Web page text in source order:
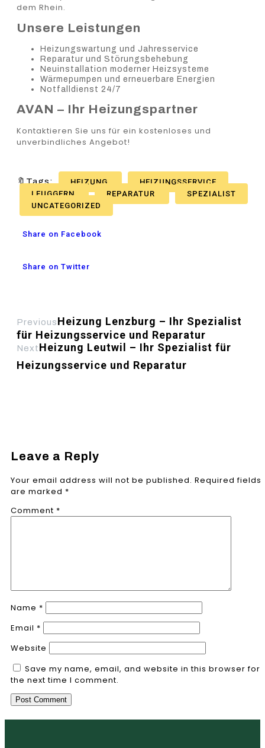
dem Rhein.
Unsere Leistungen
Heizungswartung und Jahresservice
Reparatur und Störungsbehebung
Neuinstallation moderner Heizsysteme
Wärmepumpen und erneuerbare Energien
Notfalldienst 24/7
AVAN – Ihr Heizungspartner
Kontaktieren Sie uns für ein kostenloses und
unverbindliches Angebot!
🔖Tags: HEIZUNG
HEIZUNGSSERVICE
LEUGGERN
REPARATUR
SPEZIALIST
UNCATEGORIZED
Share on Facebook
Share on Twitter
PreviousHeizung Lenzburg – Ihr Spezialist
für Heizungsservice und Reparatur
NextHeizung Leutwil – Ihr Spezialist für
Heizungsservice und Reparatur
Leave a Reply
Your email address will not be published. Required fields
are marked *
Comment *
Name *
Email *
Website
Save my name, email, and website in this browser for
the next time I comment.